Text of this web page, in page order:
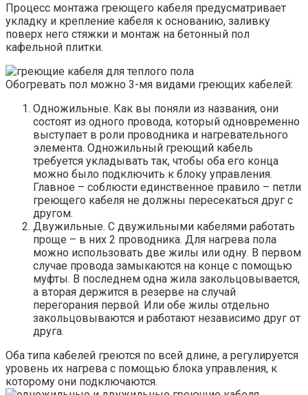
Процесс монтажа греющего кабеля предусматривает
укладку и крепление кабеля к основанию, заливку
поверх него стяжки и монтаж на бетонный пол
кафельной плитки.
Обогревать пол можно 3-мя видами греющих кабелей:
Одножильные. Как вы поняли из названия, они
состоят из одного провода, который одновременно
выступает в роли проводника и нагревательного
элемента. Одножильный греющий кабель
требуется укладывать так, чтобы оба его конца
можно было подключить к блоку управления.
Главное – соблюсти единственное правило – петли
греющего кабеля не должны пересекаться друг с
другом.
Двужильные. С двужильными кабелями работать
проще – в них 2 проводника. Для нагрева пола
можно использовать две жилы или одну. В первом
случае провода замыкаются на конце с помощью
муфты. В последнем одна жила закольцовывается,
а вторая держится в резерве на случай
перегорания первой. Или обе жилы отдельно
закольцовываются и работают независимо друг от
друга.
Оба типа кабелей греются по всей длине, а регулируется
уровень их нагрева с помощью блока управления, к
которому они подключаются.